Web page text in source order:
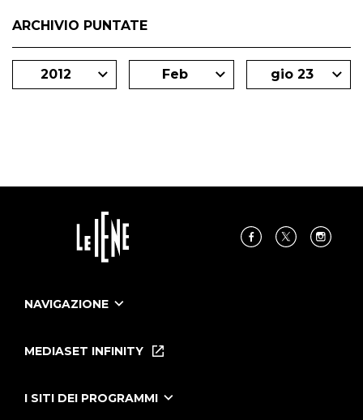
ARCHIVIO PUNTATE
2012 Feb gio 23
NAVIGAZIONE
Le Iene Presentano Inside
Tutti i servizi
MEDIASET INFINITY
I SITI DEI PROGRAMMI